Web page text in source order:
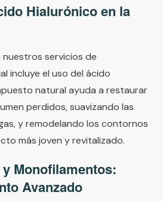
Hialurónico en la
servicios de
incluye el uso del ácido
natural ayuda a restaurar
perdidos, suavizando las
y remodelando los contornos
más joven y revitalizado.
Monofilamentos:
Avanzado